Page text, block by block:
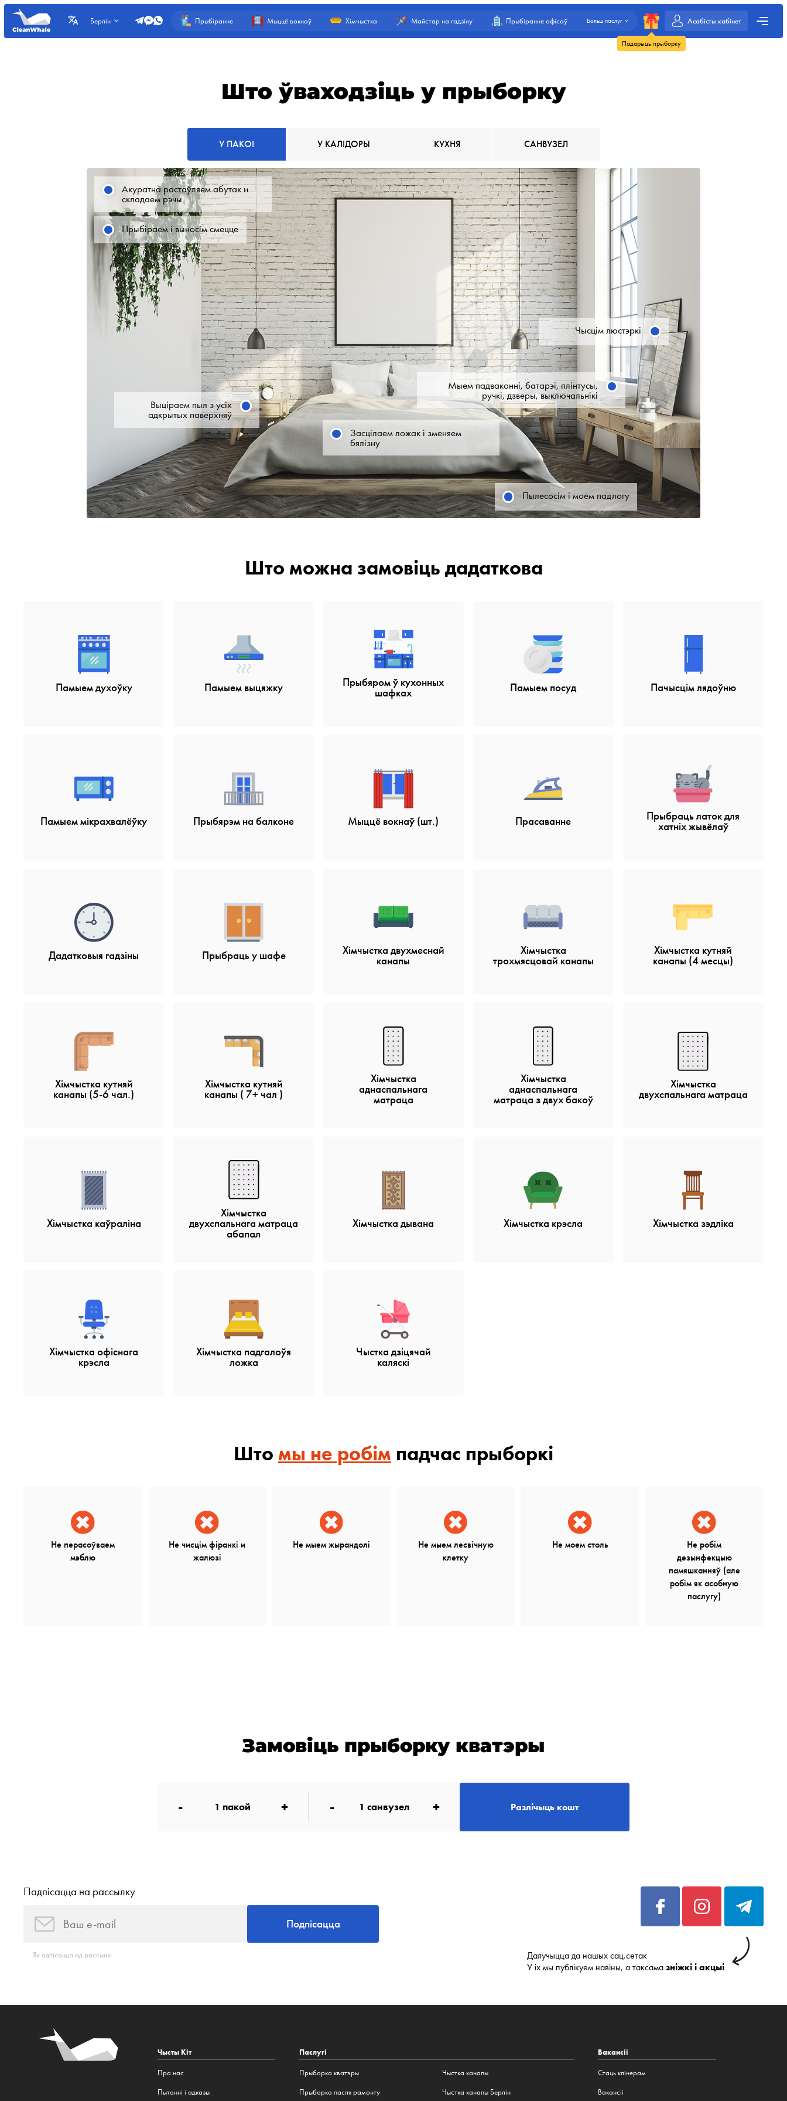
Берлін Прыбіранне Мыццё вокнаў Хімчыстка Майстар на гадзіну Прыбіранне офісаў Больш паслуг
Падарыць прыборку
Асабісты кабінет
Што ўваходзіць у прыборку
У ПАКОІ У КАЛІДОРЫ КУХНЯ САНВУЗЕЛ
Выціраем пыл з усіх
адкрытых паверхняў
Акуратна растаўляем абутак и
складаем рэчы
Засцілаем ложак і зменяем
бялізну
Мыем падваконні, батарэі, плінтусы,
ручкі, дзверы, выключальнікі
Пылесосім і моем падлогу
Чысцім люстэркі
Прыбіраем і выносім смецце
Што можна замовіць дадаткова
Памыем духоўку Памыем выцяжку Прыбяром ў кухонных
шафках Памыем посуд Пачысцім лядоўню
Памыем мікрахвалёўку Прыбярэм на балконе Мыццё вокнаў (шт.) Прасаванне Прыбраць латок для
хатніх жывёлаў
Дадатковыя гадзіны Прыбраць у шафе Хімчыстка двухмеснай
канапы
Хімчыстка
трохмясцовай канапы
Хімчыстка кутняй
канапы (4 месцы)
Хімчыстка кутняй
канапы (5-6 чал.)
Хімчыстка кутняй
канапы ( 7+ чал )
Хімчыстка
аднаспальнага
матраца
Хімчыстка
аднаспальнага
матраца з двух бакоў
Хімчыстка
двухспальнага матраца
Хімчыстка каўраліна
Хімчыстка
двухспальнага матраца
абапал
Хімчыстка дывана Хімчыстка крэсла Хімчыстка зэдліка
Хімчыстка офіснага
крэсла
Хімчыстка падгалоўя
ложка
Чыстка дзіцячай
каляскі
Што мы не робім падчас прыборкі
Не перасоўваем
мэблю
Не чисцім фіранкі и
жалюзі
Не мыем жырандолі
Не мыем лесвічную
клетку
Не моем столь
Не робім
дезынфекцыю
памяшканняў (але
робім як асобную
паслугу)
Замовіць прыборку кватэры
- 1 пакой + - 1 санвузел + Разлічыць кошт
Падпісацца на рассылку
Подпісацца
Як адпісацца ад рассылкі
Далучыцца да нашых сац.сетак
У іх мы публікуем навіны, а таксама зніжкі і акцыі
Чысты Кіт
Пра нас
Пытанні і адказы
Паслугі
Прыборка кватэры
Прыборка пасля рамонту
Чыстка канапы
Чыстка канапы Берлін
Вакансіі
Стаць клінерам
Вакансіі